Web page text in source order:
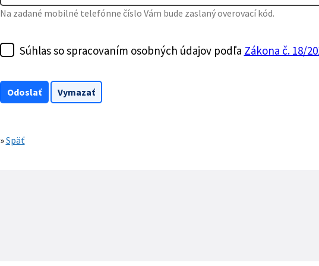
Na zadané mobilné telefónne číslo Vám bude zaslaný overovací kód.
Súhlas so spracovaním osobných údajov podľa Zákona č. 18/
»Späť